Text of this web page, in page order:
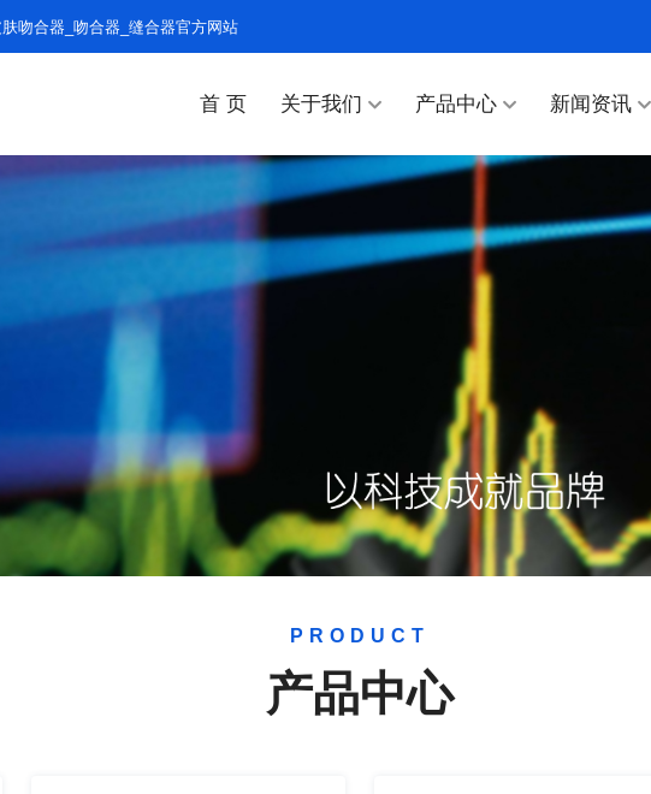
吻合器_吻合器_缝合器官方网站
首 页 关于我们 产品中心 新闻资讯
PRODUCT
产品中心